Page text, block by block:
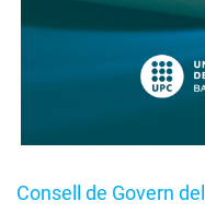
Consell de Govern